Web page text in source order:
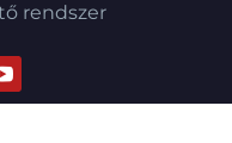
rendszer